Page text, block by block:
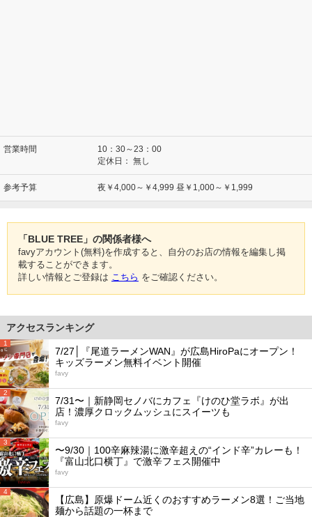
営業時間
10：30～23：00
定休日： 無し
参考予算 夜￥4,000～￥4,999 昼￥1,000～￥1,999
「BLUE TREE」の関係者様へ
favyアカウント(無料)を作成すると、自分のお店の情報を編集し掲
載することができます。
詳しい情報とご登録は こちら をご確認ください。
アクセスランキング
1
7/27│『尾道ラーメンWAN』が広島HiroPaにオープン！
キッズラーメン無料イベント開催
favy
2
7/31〜｜新静岡セノバにカフェ『けのひ堂ラボ』が出
店！濃厚クロックムッシュにスイーツも
favy
3
〜9/30｜100辛麻辣湯に激辛超えの“インド辛”カレーも！
『富山北口横丁』で激辛フェス開催中
favy
4
【広島】原爆ドーム近くのおすすめラーメン8選！ご当地
麺から話題の一杯まで